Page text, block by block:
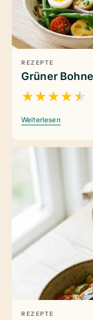
REZEPTE
Grüner
★★★★★
Weiterlesen
REZEPTE